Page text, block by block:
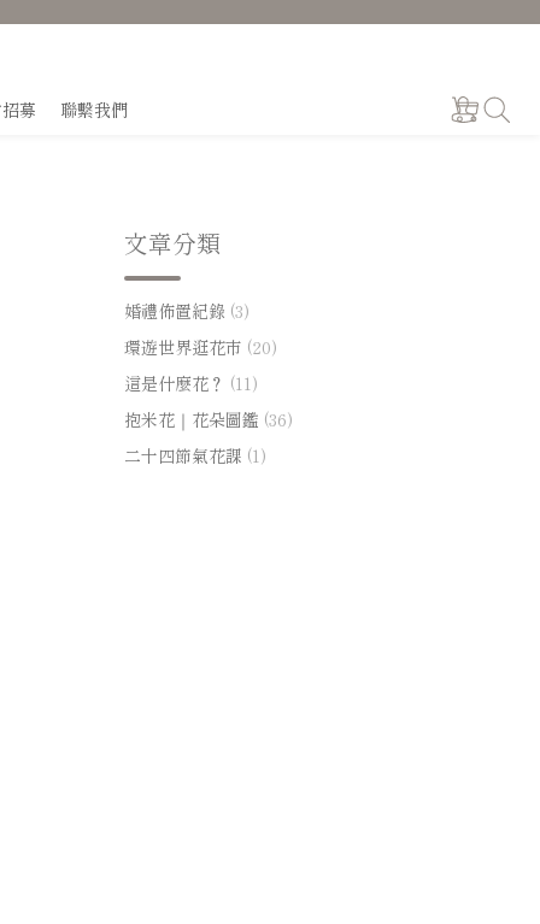
募 聯繫我們
文章分類
婚禮佈置紀錄 (3)
環遊世界逛花市 (20)
這是什麼花？ (11)
抱米花｜花朵圖鑑 (36)
二十四節氣花課 (1)